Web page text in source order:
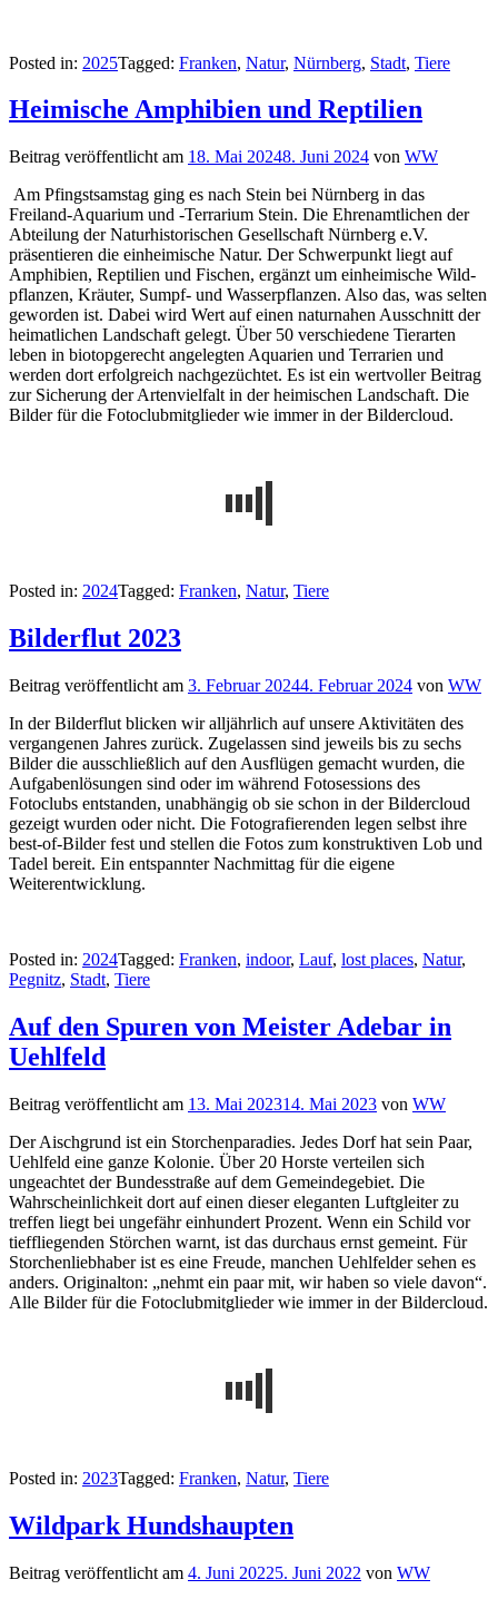
Posted in: 2025Tagged: Franken, Natur, Nürnberg, Stadt, Tiere
Heimische Amphi­bien und Repti­lien
Beitrag veröffentlicht am 18. Mai 20248. Juni 2024 von WW
Am Pfingstsamstag ging es nach Stein bei Nürnberg in das
Freiland-Aquarium und -Terrarium Stein. Die Ehrenamtlichen der
Abteilung der Natur­historischen Gesell­schaft Nürn­berg e.V.
präsentieren die ein­heimi­sche Natur. Der Schwerpunkt liegt auf
Amphi­bien, Repti­lien und Fischen, ergänzt um ein­heimi­sche Wild­
pflanzen, Kräu­ter, Sumpf- und Was­ser­pflanzen. Also das, was selten
geworden ist. Dabei wird Wert auf einen naturnahen Ausschnitt der
heimatlichen Landschaft gelegt. Über 50 ver­schie­dene Tier­arten
leben in bio­top­ge­recht an­ge­leg­ten Aqua­rien und Ter­ra­rien und
werden dort erfolgreich nachgezüchtet. Es ist ein wert­vol­ler Bei­trag
zur Siche­rung der Arten­viel­falt in der heimi­schen Land­schaft. Die
Bilder für die Fotoclubmitglieder wie immer in der Bildercloud.
Posted in: 2024Tagged: Franken, Natur, Tiere
Bilderflut 2023
Beitrag veröffentlicht am 3. Februar 20244. Februar 2024 von WW
In der Bilderflut blicken wir alljährlich auf unsere Aktivitäten des
vergangenen Jahres zurück. Zugelassen sind jeweils bis zu sechs
Bilder die ausschließlich auf den Ausflügen gemacht wurden, die
Aufgabenlösungen sind oder im während Fotosessions des
Fotoclubs entstanden, unabhängig ob sie schon in der Bildercloud
gezeigt wurden oder nicht. Die Fotografierenden legen selbst ihre
best-of-Bilder fest und stellen die Fotos zum konstruktiven Lob und
Tadel bereit. Ein entspannter Nachmittag für die eigene
Weiterentwicklung.
Posted in: 2024Tagged: Franken, indoor, Lauf, lost places, Natur,
Pegnitz, Stadt, Tiere
Auf den Spuren von Meister Adebar in
Uehlfeld
Beitrag veröffentlicht am 13. Mai 202314. Mai 2023 von WW
Der Aischgrund ist ein Storchenparadies. Jedes Dorf hat sein Paar,
Uehlfeld eine ganze Kolonie. Über 20 Horste verteilen sich
ungeachtet der Bundesstraße auf dem Gemeindegebiet. Die
Wahrscheinlichkeit dort auf einen dieser eleganten Luftgleiter zu
treffen liegt bei ungefähr einhundert Prozent. Wenn ein Schild vor
tieffliegenden Störchen warnt, ist das durchaus ernst gemeint. Für
Storchenliebhaber ist es eine Freude, manchen Uehlfelder sehen es
anders. Originalton: „nehmt ein paar mit, wir haben so viele davon“.
Alle Bilder für die Fotoclubmitglieder wie immer in der Bildercloud.
Posted in: 2023Tagged: Franken, Natur, Tiere
Wildpark Hundshaupten
Beitrag veröffentlicht am 4. Juni 20225. Juni 2022 von WW